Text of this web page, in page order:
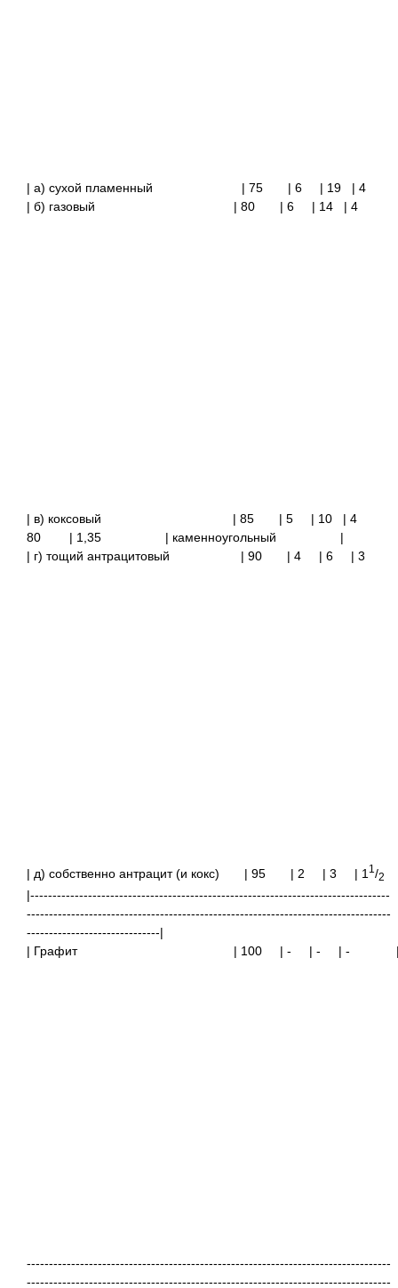
| а) сухой пламенный | 75 | 6 | 19
| 4
| б) газовый
| 80 | 6 | 14 | 4
| в) коксовый | 85 | 5 | 10
| 4
80
| 1,35
| каменноугольный |
| г) тощий антрацитовый
| 90 | 4 | 6 | 3
| д) собственно антрацит (и кокс) | 95 | 2 | 3 | 1 1 /2
|---------------------------------------------------------------------------------
----------------------------------------------------------------------------------
------------------------------|
| Графит
| 100 | - | - | -
----------------------------------------------------------------------------------
----------------------------------------------------------------------------------